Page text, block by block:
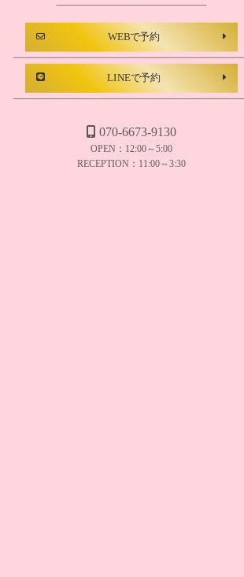
WEBで予約
LINEで予約
070-6673-9130
OPEN：12:00～5:00
RECEPTION：11:00～3:30